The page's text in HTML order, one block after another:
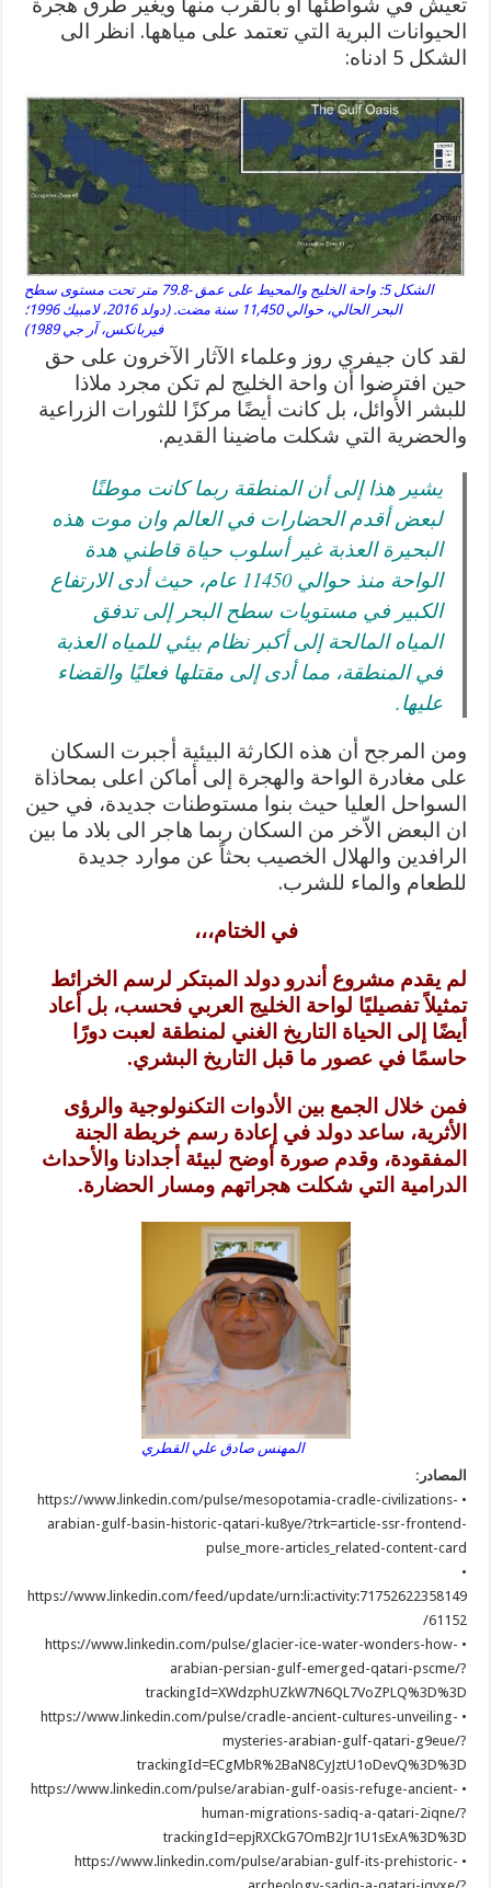
تعيش في شواطئها أو بالقرب منها ويغير طرق هجرة
الحيوانات البرية التي تعتمد على مياهها. انظر الى
الشكل 5 ادناه:
الشكل 5: واحة الخليج والمحيط على عمق -79.8 متر تحت مستوى سطح
البحر الحالي، حوالي 11,450 سنة مضت. (دولد 2016، لامبيك 1996؛
فيربانكس، آر جي 1989)
لقد كان جيفري روز وعلماء الآثار الآخرون على حق
حين افترضوا أن واحة الخليج لم تكن مجرد ملاذا
للبشر الأوائل، بل كانت أيضًا مركزًا للثورات الزراعية
والحضرية التي شكلت ماضينا القديم.
يشير هذا إلى أن المنطقة ربما كانت موطنًا
لبعض أقدم الحضارات في العالم وان موت هذه
البحيرة العذبة غير أسلوب حياة قاطني هدة
الواحة منذ حوالي 11450 عام، حيث أدى الارتفاع
الكبير في مستويات سطح البحر إلى تدفق
المياه المالحة إلى أكبر نظام بيئي للمياه العذبة
في المنطقة، مما أدى إلى مقتلها فعليًا والقضاء
عليها.
ومن المرجح أن هذه الكارثة البيئية أجبرت السكان
على مغادرة الواحة والهجرة إلى أماكن اعلى بمحاذاة
السواحل العليا حيث بنوا مستوطنات جديدة، في حين
ان البعض الاّخر من السكان ربما هاجر الى بلاد ما بين
الرافدين والهلال الخصيب بحثاً عن موارد جديدة
للطعام والماء للشرب.
في الختام،،،
لم يقدم مشروع أندرو دولد المبتكر لرسم الخرائط
تمثيلاً تفصيليًا لواحة الخليج العربي فحسب، بل أعاد
أيضًا إلى الحياة التاريخ الغني لمنطقة لعبت دورًا
حاسمًا في عصور ما قبل التاريخ البشري.
فمن خلال الجمع بين الأدوات التكنولوجية والرؤى
الأثرية، ساعد دولد في إعادة رسم خريطة الجنة
المفقودة، وقدم صورة أوضح لبيئة أجدادنا والأحداث
الدرامية التي شكلت هجراتهم ومسار الحضارة.
المهنس صادق علي القطري
المصادر:
• https://www.linkedin.com/pulse/mesopotamia-cradle-civilizations-
arabian-gulf-basin-historic-qatari-ku8ye/?trk=article-ssr-frontend-
pulse_more-articles_related-content-card
•
https://www.linkedin.com/feed/update/urn:li:activity:71752622358149
61152/
• https://www.linkedin.com/pulse/glacier-ice-water-wonders-how-
arabian-persian-gulf-emerged-qatari-pscme/?
trackingId=XWdzphUZkW7N6QL7VoZPLQ%3D%3D
• https://www.linkedin.com/pulse/cradle-ancient-cultures-unveiling-
mysteries-arabian-gulf-qatari-g9eue/?
trackingId=ECgMbR%2BaN8CyJztU1oDevQ%3D%3D
• https://www.linkedin.com/pulse/arabian-gulf-oasis-refuge-ancient-
human-migrations-sadiq-a-qatari-2iqne/?
trackingId=epjRXCkG7OmB2Jr1U1sExA%3D%3D
• https://www.linkedin.com/pulse/arabian-gulf-its-prehistoric-